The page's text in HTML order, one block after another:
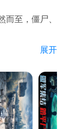
至，僵尸、
恒的主题！
，需要勇气去
展开